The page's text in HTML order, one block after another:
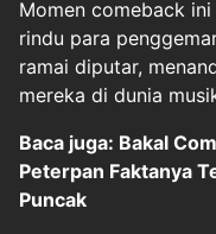
Momen comeback
rindu para
ramai diputar,
mereka di dunia
Baca juga: Bakal
Peterpan Faktanya
Puncak